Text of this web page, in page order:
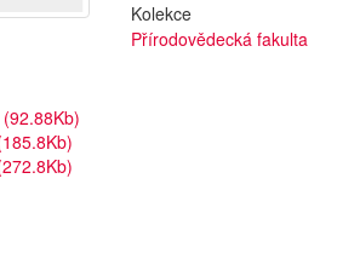
Kolekce
Přírodovědecká fakulta